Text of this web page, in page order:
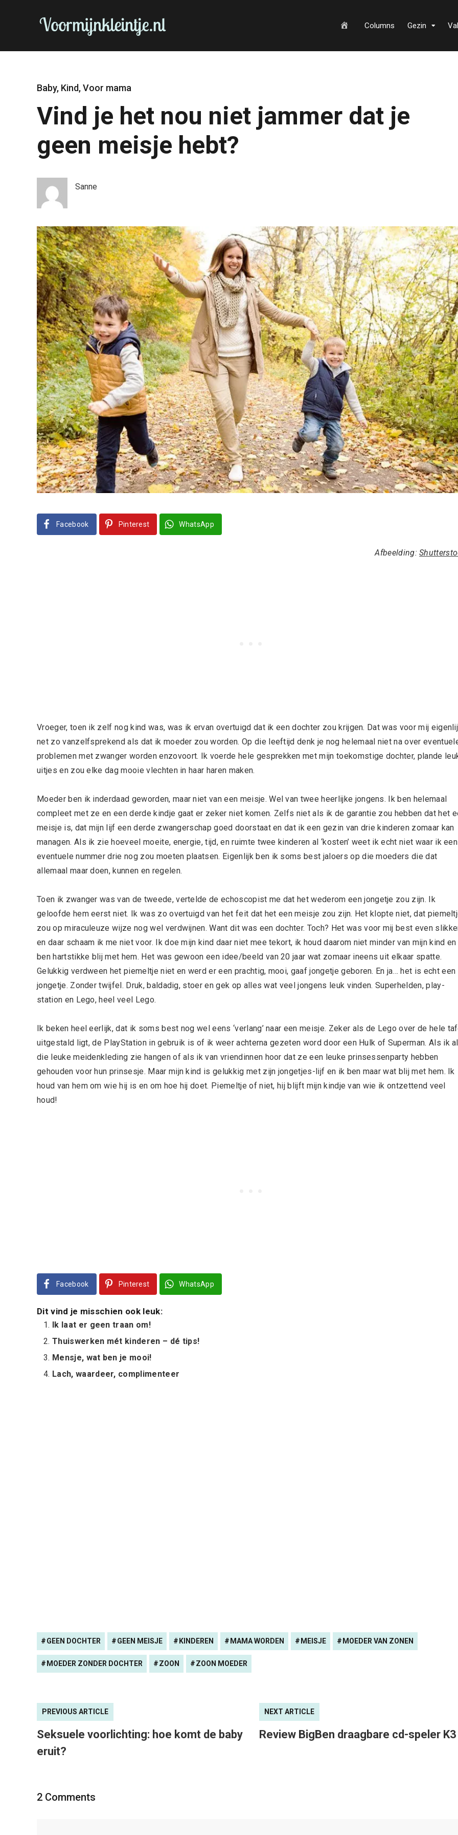
m
Columns Gezin
Baby, Kind,Voor mama
Vind je het nou niet jammer dat je
geen meisje hebt?
Sanne
Facebook Pinterest WhatsApp
Afbeelding:
Vroeger, toen ik zelf nog kind was, was ik ervan overtuigd dat ik een dochter zou krijgen. Dat was voor mij
net zo vanzelfsprekend als dat ik moeder zou worden. Op die leeftijd denk je nog helemaal niet na over
problemen met zwanger worden enzovoort. Ik voerde hele gesprekken met mijn toekomstige dochter, plande
uitjes en zou elke dag mooie vlechten in haar haren maken.
Moeder ben ik inderdaad geworden, maar niet van een meisje. Wel van twee heerlijke jongens. Ik ben helemaal
compleet met ze en een derde kindje gaat er zeker niet komen. Zelfs niet als ik de garantie zou hebben dat het
meisje is, dat mijn lijf een derde zwangerschap goed doorstaat en dat ik een gezin van drie kinderen zomaar kan
managen. Als ik zie hoeveel moeite, energie, tijd, en ruimte twee kinderen al ‘kosten’ weet ik echt niet waar ik een
eventuele nummer drie nog zou moeten plaatsen. Eigenlijk ben ik soms best jaloers op die moeders die dat
allemaal maar doen, kunnen en regelen.
Toen ik zwanger was van de tweede, vertelde de echoscopist me dat het wederom een jongetje zou zijn. Ik
geloofde hem eerst niet. Ik was zo overtuigd van het feit dat het een meisje zou zijn. Het klopte niet, dat
zou op miraculeuze wijze nog wel verdwijnen. Want dit was een dochter. Toch? Het was voor mij best even
en daar schaam ik me niet voor. Ik doe mijn kind daar niet mee tekort, ik houd daarom niet minder van mijn kind
ben hartstikke blij met hem. Het was gewoon een idee/beeld van 20 jaar wat zomaar ineens uit elkaar spatte.
Gelukkig verdween het piemeltje niet en werd er een prachtig, mooi, gaaf jongetje geboren. En ja… het is echt een
jongetje. Zonder twijfel. Druk, baldadig, stoer en gek op alles wat veel jongens leuk vinden. Superhelden, play-
station en Lego, heel veel Lego.
Ik beken heel eerlijk, dat ik soms best nog wel eens ‘verlang’ naar een meisje. Zeker als de Lego over de hele
uitgestald ligt, de PlayStation in gebruik is of ik weer achterna gezeten word door een Hulk of Superman. Als ik al
die leuke meidenkleding zie hangen of als ik van vriendinnen hoor dat ze een leuke prinsessenparty hebben
gehouden voor hun prinsesje. Maar mijn kind is gelukkig met zijn jongetjes-lijf en ik ben maar wat blij met hem. Ik
houd van hem om wie hij is en om hoe hij doet. Piemeltje of niet, hij blijft mijn kindje van wie ik ontzettend veel
houd!
Facebook Pinterest WhatsApp
Dit vind je misschien ook leuk:
Ik laat er geen traan om!
Thuiswerken mét kinderen – dé tips!
Mensje, wat ben je mooi!
Lach, waardeer, complimenteer
GEEN DOCHTER GEEN MEISJE KINDEREN MAMA WORDEN MEISJE MOEDER VAN ZONEN
MOEDER ZONDER DOCHTER ZOON ZOON MOEDER
PREVIOUS ARTICLE
Seksuele voorlichting: hoe komt de baby
eruit?
NEXT ARTICLE
Review BigBen draagbare cd-speler K3
2 Comments